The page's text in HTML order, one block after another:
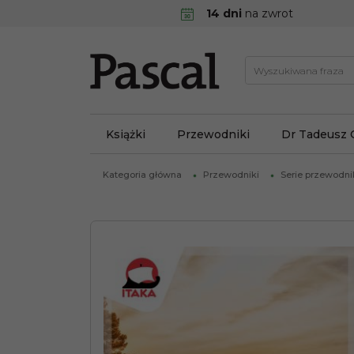
14 dni na zwrot
Książki Przewodniki Dr Tadeusz
Kategoria główna Przewodniki Serie